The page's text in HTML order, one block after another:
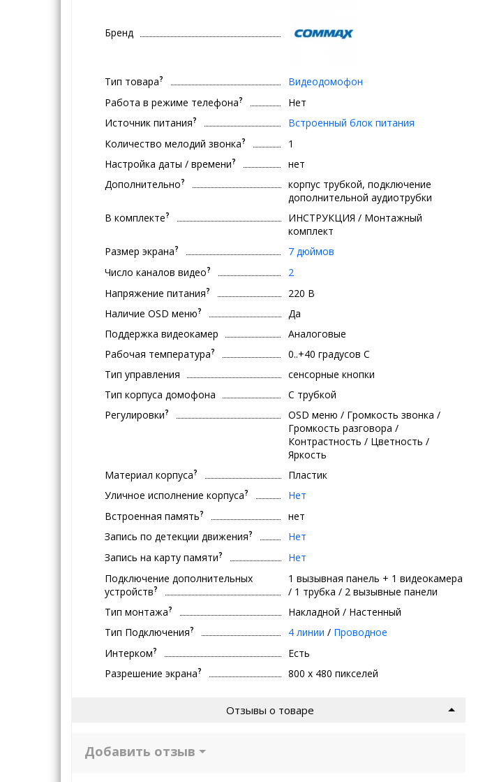
Бренд
Тип товара?
Видеодомофон
Работа в режиме телефона?
Нет
Источник питания?
Встроенный блок питания
Количество мелодий звонка?
1
Настройка даты / времени?
нет
Дополнительно?
корпус трубкой, подключение
дополнительной аудиотрубки
В комплекте?
ИНСТРУКЦИЯ / Монтажный
комплект
Размер экрана?
7 дюймов
Число каналов видео?
2
Напряжение питания?
220 В
Наличие OSD меню?
Да
Поддержка видеокамер
Аналоговые
Рабочая температура?
0..+40 градуcов С
Тип управления
сенсорные кнопки
Тип корпуса домофона
С трубкой
Регулировки?
OSD меню / Громкость звонка /
Громкость разговора /
Контрастность / Цветность /
Яркость
Материал корпуса?
Пластик
Уличное исполнение корпуса?
Нет
Встроенная память?
нет
Запись по детекции движения?
Нет
Запись на карту памяти?
Нет
Подключение дополнительных
устройств?
1 вызывная панель + 1 видеокамера
/ 1 трубка / 2 вызывные панели
Тип монтажа?
Накладной / Настенный
Тип Подключения? 4 линии / Проводное
Интерком?
Есть
Разрешение экрана? 800 x 480 пикселей
Отзывы о товаре
Добавить отзыв